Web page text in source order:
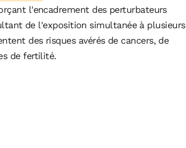
l'encadrement des perturbateurs
de l'exposition simultanée à plusieurs
des risques avérés de cancers, de
de fertilité.